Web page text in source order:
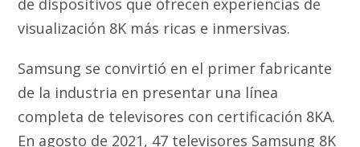
visualización 8K más ricas e inmersivas.
Samsung se convirtió en el primer fabricante
de la industria en presentar una línea
completa de televisores con certificación 8KA.
En agosto de 2021, 47 televisores Samsung 8K